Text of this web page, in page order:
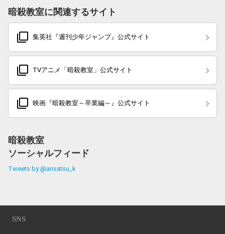
暗殺教室に関連するサイト
filter_none 集英社『週刊少年ジャンプ』公式サイト
filter_none TVアニメ「暗殺教室」公式サイト
filter_none 映画『暗殺教室～卒業編～』公式サイト
暗殺教室
ソーシャルフィード
Tweets by @ansatsu_k
SNS